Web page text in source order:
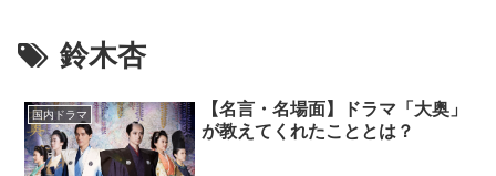
鈴木杏
国内ドラマ
【名言・名場面】ドラマ「大奥」
が教えてくれたこととは？